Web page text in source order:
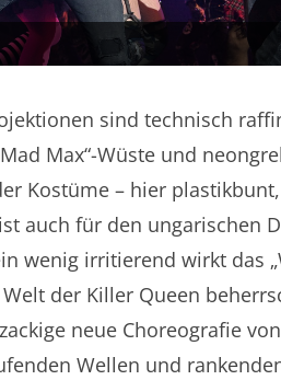
sind technisch
Max“-Wüste und
Kostüme – hier
auch für den ungarischen
wenig irritierend wirkt das
Welt der Killer Queen
neue Choreografie
Wellen und